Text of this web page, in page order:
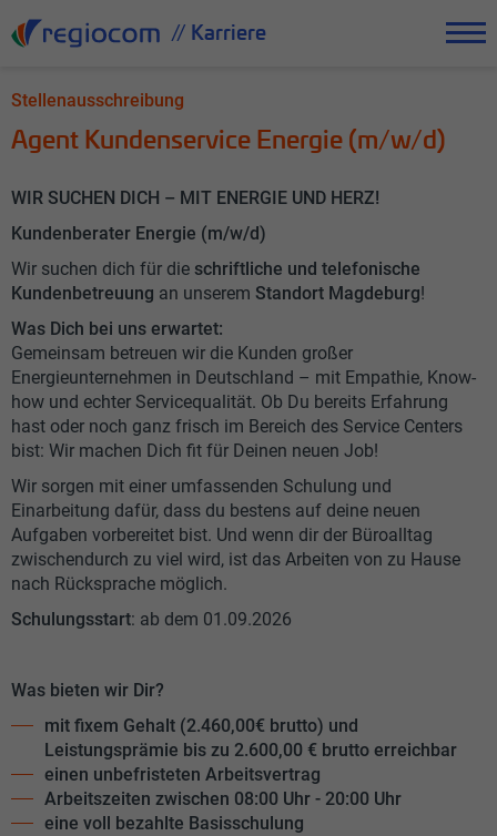
// Karriere
Stellenausschreibung
Agent Kundenservice Energie (m/w/d)
WIR SUCHEN DICH – MIT ENERGIE UND HERZ!
Kundenberater Energie (m/w/d)
Wir suchen dich für die schriftliche und telefonische
Kundenbetreuung an unserem Standort Magdeburg!
Was Dich bei uns erwartet:
Gemeinsam betreuen wir die Kunden großer
Energieunternehmen in Deutschland – mit Empathie, Know-
how und echter Servicequalität. Ob Du bereits Erfahrung
hast oder noch ganz frisch im Bereich des Service Centers
bist: Wir machen Dich fit für Deinen neuen Job!
Wir sorgen mit einer umfassenden Schulung und
Einarbeitung dafür, dass du bestens auf deine neuen
Aufgaben vorbereitet bist. Und wenn dir der Büroalltag
zwischendurch zu viel wird, ist das Arbeiten von zu Hause
nach Rücksprache möglich.
Schulungsstart: ab dem 01.09.2026
Was bieten wir Dir?
mit fixem Gehalt (2.460,00€ brutto) und
Leistungsprämie bis zu 2.600,00 € brutto erreichbar
einen unbefristeten Arbeitsvertrag
Arbeitszeiten zwischen 08:00 Uhr - 20:00 Uhr
eine voll bezahlte Basisschulung